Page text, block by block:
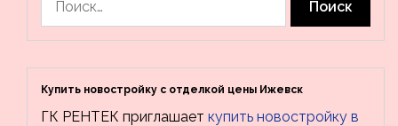
Купить новостройку с отделкой цены Ижевск
ГК РЕНТЕК приглашает купить новостройку в